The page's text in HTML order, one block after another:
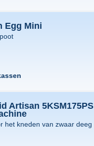
Egg Mini
Artisan 5KSM175PS
het kneden van zwaar deeg